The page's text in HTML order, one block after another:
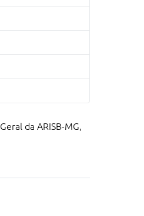
da ARISB-MG,